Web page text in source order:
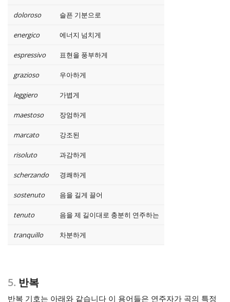
doloroso 슬픈 기분으로
energico 에너지 넘치게
espressivo 표현을 풍부하게
grazioso 우아하게
leggiero 가볍게
maestoso 장엄하게
marcato 강조된
risoluto 과감하게
scherzando 경쾌하게
sostenuto 음을 길게 끌어
tenuto 음을 제 길이대로 충분히 연주하는
tranquillo 차분하게
5. 반복
반복 기호는 아래와 같습니다 이 용어들은 연주자가 곡의 특정